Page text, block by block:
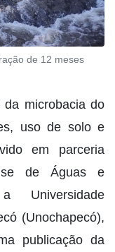
de 12 meses
da microbacia do
uso de solo e
em parceria
de Águas e
Universidade
(Unochapecó),
publicação da